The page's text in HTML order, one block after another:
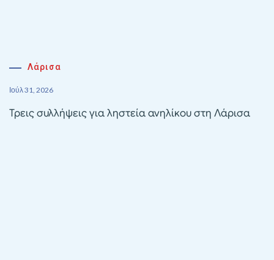
Λάρισα
Ιούλ 31, 2026
Τρεις συλλήψεις για ληστεία ανηλίκου στη Λάρισα